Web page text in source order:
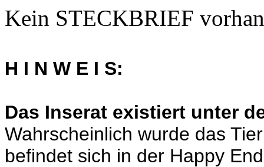
Kein STECKBRIEF
H I N W E I S:
Das Inserat existiert unter
Wahrscheinlich wurde das
befindet sich in der Happy